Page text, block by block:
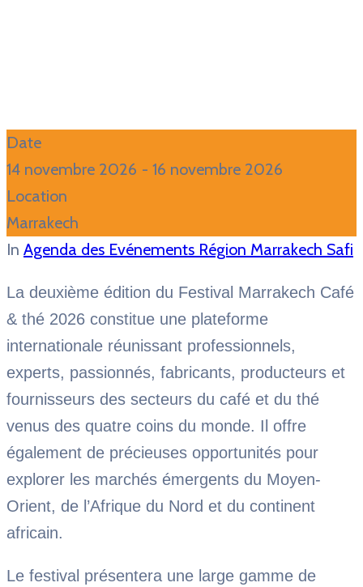
Date
14 novembre 2026 - 16 novembre 2026
Location
Marrakech
In Agenda des Evénements Région Marrakech Safi
La deuxième édition du Festival Marrakech Café
& thé 2026 constitue une plateforme
internationale réunissant professionnels,
experts, passionnés, fabricants, producteurs et
fournisseurs des secteurs du café et du thé
venus des quatre coins du monde. Il offre
également de précieuses opportunités pour
explorer les marchés émergents du Moyen-
Orient, de l’Afrique du Nord et du continent
africain.
Le festival présentera une large gamme de